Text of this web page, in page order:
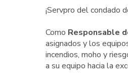
¡Servpro del condado
Como Responsable
asignados y los
incendios, moho y
a su equipo hacia la